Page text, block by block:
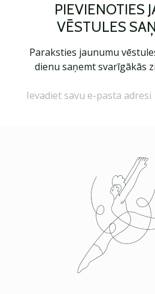
PIEVIENOTIES
VĒSTULES
Paraksties jaunumu
dienu saņemt svarīgākās